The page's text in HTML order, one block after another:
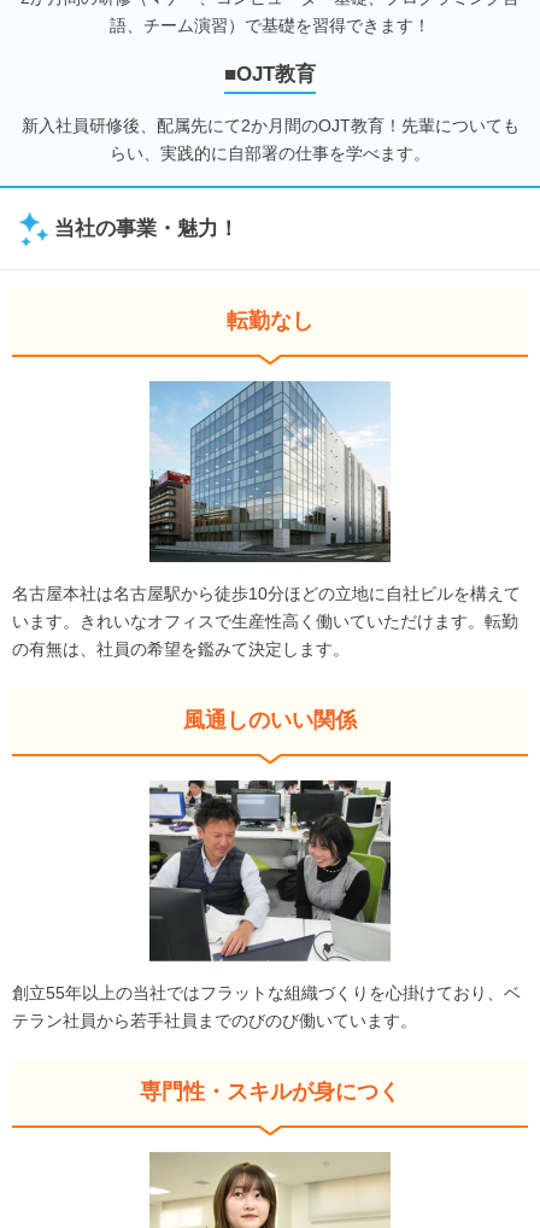
語、チーム演習）で基礎を習得できます！
■OJT教育
新入社員研修後、配属先にて2か月間のOJT教育！先輩についても
らい、実践的に自部署の仕事を学べます。
当社の事業・魅力！
転勤なし
名古屋本社は名古屋駅から徒歩10分ほどの立地に自社ビルを構えて
います。きれいなオフィスで生産性高く働いていただけます。転勤
の有無は、社員の希望を鑑みて決定します。
風通しのいい関係
創立55年以上の当社ではフラットな組織づくりを心掛けており、ベ
テラン社員から若手社員までのびのび働いています。
専門性・スキルが身につく